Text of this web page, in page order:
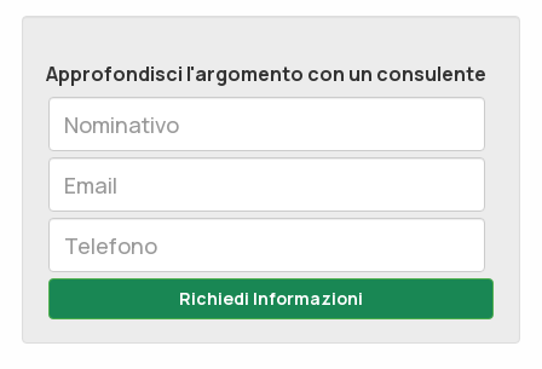
Approfondisci l'argomento con un consulente
Richiedi Informazioni